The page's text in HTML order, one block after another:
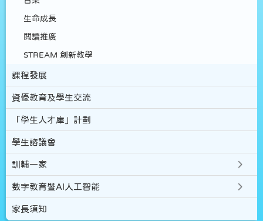
生命成長
閲讀推廣
STREAM 創新教學
課程發展
資優教育及學生交流
「學生人才庫」計劃
學生諮議會
訓輔一家
數字教育暨AI人工智能
家長須知